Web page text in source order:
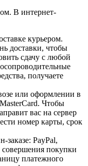
В интернет-
курьером.
доставки, чтобы
сдачу с любой
получаете
или оформлении в
Чтобы
вас на сервер
номер карты, срок
PayPal,
покупки
платежного